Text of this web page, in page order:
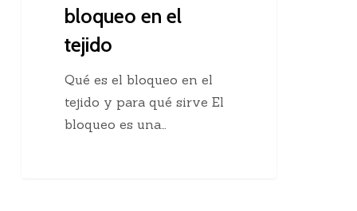
bloqueo en el
tejido
Qué es el bloqueo en el
tejido y para qué sirve El
bloqueo es una…